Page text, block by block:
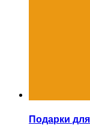
Подарки